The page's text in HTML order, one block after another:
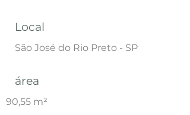
Local
São José do Rio Preto - SP
área
90,55 m²